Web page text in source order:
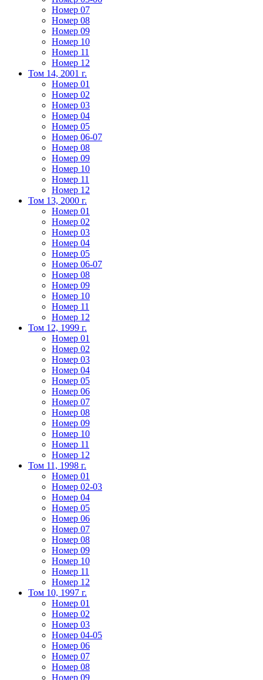
Номер 07
Номер 08
Номер 09
Номер 10
Номер 11
Номер 12
Том 14, 2001 г.
Номер 01
Номер 02
Номер 03
Номер 04
Номер 05
Номер 06-07
Номер 08
Номер 09
Номер 10
Номер 11
Номер 12
Том 13, 2000 г.
Номер 01
Номер 02
Номер 03
Номер 04
Номер 05
Номер 06-07
Номер 08
Номер 09
Номер 10
Номер 11
Номер 12
Том 12, 1999 г.
Номер 01
Номер 02
Номер 03
Номер 04
Номер 05
Номер 06
Номер 07
Номер 08
Номер 09
Номер 10
Номер 11
Номер 12
Том 11, 1998 г.
Номер 01
Номер 02-03
Номер 04
Номер 05
Номер 06
Номер 07
Номер 08
Номер 09
Номер 10
Номер 11
Номер 12
Том 10, 1997 г.
Номер 01
Номер 02
Номер 03
Номер 04-05
Номер 06
Номер 07
Номер 08
Номер 09